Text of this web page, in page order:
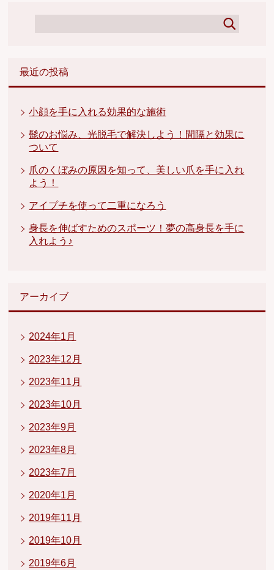
最近の投稿
小顔を手に入れる効果的な施術
髭のお悩み、光脱毛で解決しよう！間隔と効果に
ついて
爪のくぼみの原因を知って、美しい爪を手に入れ
よう！
アイプチを使って二重になろう
身長を伸ばすためのスポーツ！夢の高身長を手に
入れよう♪
アーカイブ
2024年1月
2023年12月
2023年11月
2023年10月
2023年9月
2023年8月
2023年7月
2020年1月
2019年11月
2019年10月
2019年6月